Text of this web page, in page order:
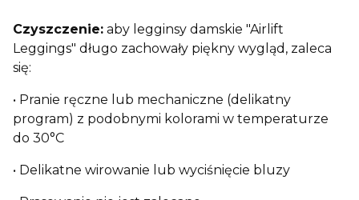
Czyszczenie: aby legginsy damskie "Airlift
Leggings" długo zachowały piękny wygląd, zaleca
się:
• Pranie ręczne lub mechaniczne (delikatny
program) z podobnymi kolorami w temperaturze
do 30°C
• Delikatne wirowanie lub wyciśnięcie bluzy